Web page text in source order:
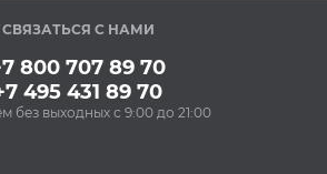
СВЯЗАТЬСЯ С НАМИ
800 707 89 70
495 431 89 70
без выходных с 9:00 до 21:00